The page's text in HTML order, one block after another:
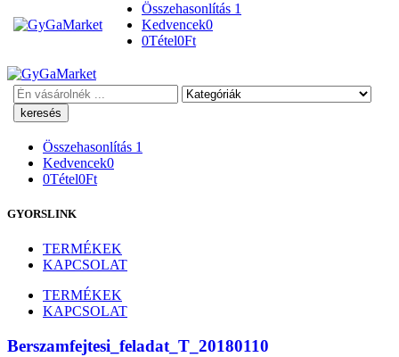
Összehasonlítás 1
Kedvencek0
0Tétel0Ft
Keresés
Összehasonlítás 1
Kedvencek0
0Tétel0Ft
GYORSLINK
TERMÉKEK
KAPCSOLAT
TERMÉKEK
KAPCSOLAT
Berszamfejtesi_feladat_T_20180110